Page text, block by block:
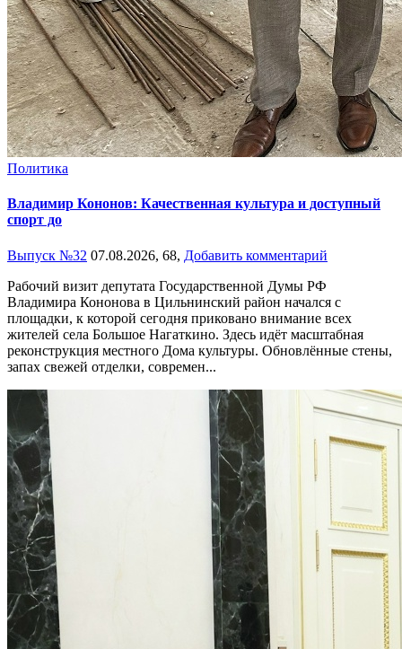
Политика
Владимир Кононов: Качественная культура и доступный
спорт до
Выпуск №32 07.08.2026, 68, Добавить комментарий
Рабочий визит депутата Государственной Думы РФ
Владимира Кононова в Цильнинский район начался с
площадки, к которой сегодня приковано внимание всех
жителей села Большое Нагаткино. Здесь идёт масштабная
реконструкция местного Дома культуры. Обновлённые стены,
запах свежей отделки, современ...